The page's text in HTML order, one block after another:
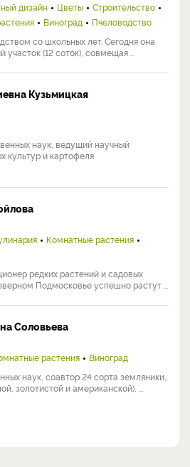
дизайн Цветы
Строительство
Виноград
Пчеловодство
со школьных лет. Сегодня она
(12 соток), совмещая ...
Кузьмицкая
наук, ведущий научный
культур и картофеля
Комнатные растения
редких растений и садовых
Подмосковье успешно растут ...
Соловьева
растения
Виноград
наук, соавтор 24 сорта земляники,
золотистой и американской), ...